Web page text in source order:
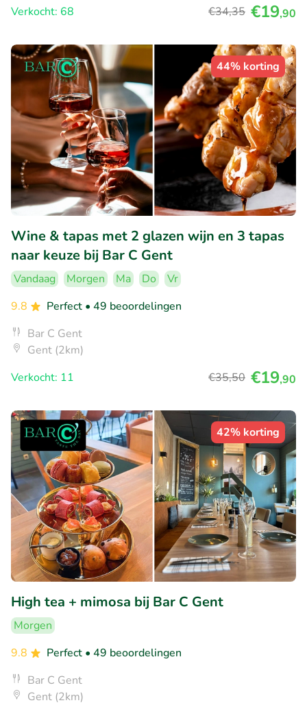
Verkocht: 68
€34,35 €19,90
44% korting
Wine & tapas met 2 glazen wijn en 3 tapas
naar keuze bij Bar C Gent
Vandaag Morgen Ma Do
Vr
9.8
Perfect • 49 beoordelingen
Bar C Gent
Gent (2km)
Verkocht: 11
€35,50 €19,90
42% korting
High tea + mimosa bij Bar C Gent
Morgen
9.8
Perfect • 49 beoordelingen
Bar C Gent
Gent (2km)